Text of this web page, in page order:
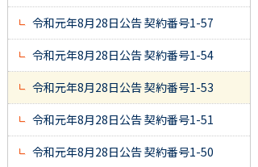
令和元年8月28日公告 契約番号1-57
令和元年8月28日公告 契約番号1-54
令和元年8月28日公告 契約番号1-53
令和元年8月28日公告 契約番号1-51
令和元年8月28日公告 契約番号1-50